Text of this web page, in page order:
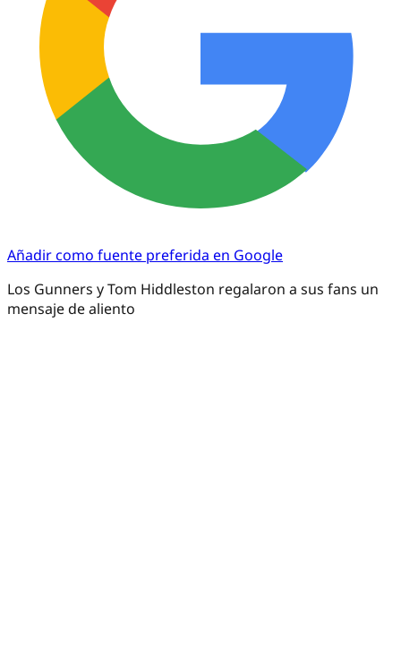
Añadir como fuente preferida en Google
Los Gunners y Tom Hiddleston regalaron a sus fans un
mensaje de aliento